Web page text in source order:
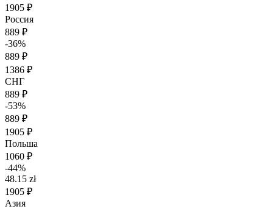
1905 ₽
Россия
889 ₽
-36%
889 ₽
1386 ₽
СНГ
889 ₽
-53%
889 ₽
1905 ₽
Польша
1060 ₽
-44%
48.15 zł
1905 ₽
Азия